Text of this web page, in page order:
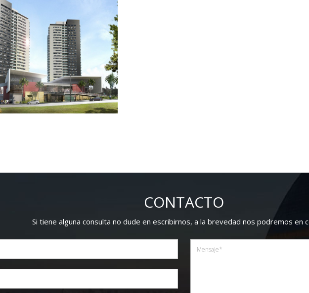
TORRES
NUEVOENTRO
+
CONTACTO
Si tiene alguna consulta no dude en escribirnos, a la brevedad nos podremos en